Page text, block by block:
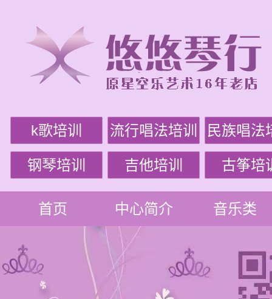
k歌培训 流行唱法培训 民族唱法
钢琴培训 吉他培训 古筝培
首页 中心简介 音乐类